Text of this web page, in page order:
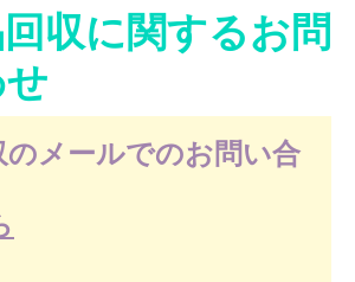
収に関するお問
のメールでのお問い合